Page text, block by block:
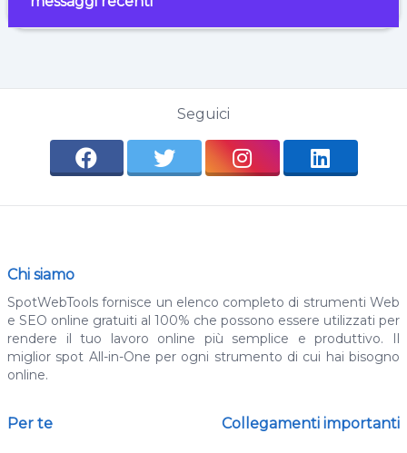
Seguici
Chi siamo
SpotWebTools fornisce un elenco completo di strumenti Web
e SEO online gratuiti al 100% che possono essere utilizzati per
rendere il tuo lavoro online più semplice e produttivo. Il
miglior spot All-in-One per ogni strumento di cui hai bisogno
online.
Per te Collegamenti importanti